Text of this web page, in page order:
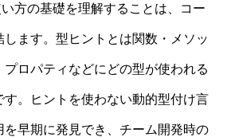
方の基礎を理解することは、コー
します。型ヒントとは関数・メソッ
プロパティなどにどの型が使われる
す。ヒントを使わない動的型付け言
を早期に発見でき、チーム開発時の